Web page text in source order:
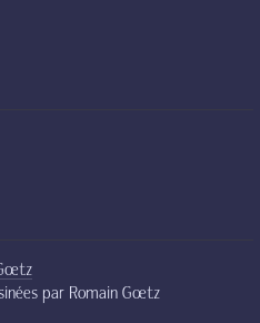
par Romain Gœtz